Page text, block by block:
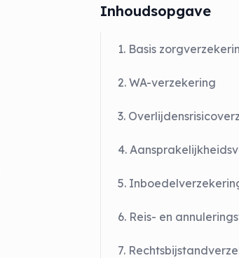
Inhoudsopgave
1. Basis
2. WA-verzekering
3.
4.
5.
6. Reis- en
7.